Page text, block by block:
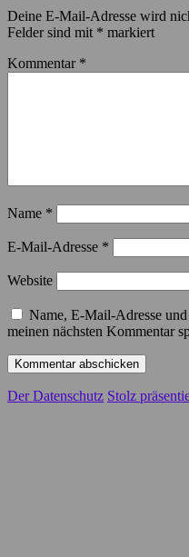
Deine E-Mail-Adresse wird
Felder sind mit * markiert
Kommentar *
Name *
E-Mail-Adresse *
Website
Name, E-Mail-Adresse
meinen nächsten Kommentar
Der Datenschutz Stolz